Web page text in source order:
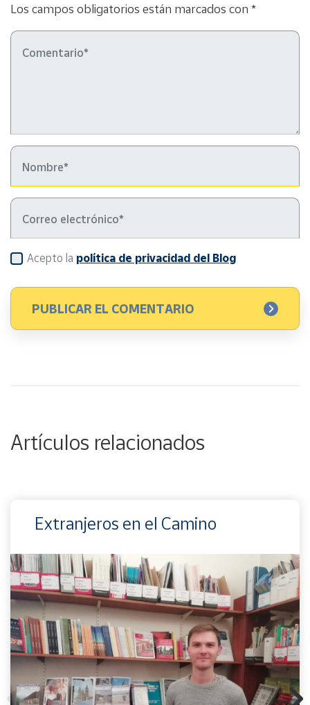
Los campos obligatorios están marcados con *
Acepto la política de privacidad del Blog
Artículos relacionados
Extranjeros en el Camino